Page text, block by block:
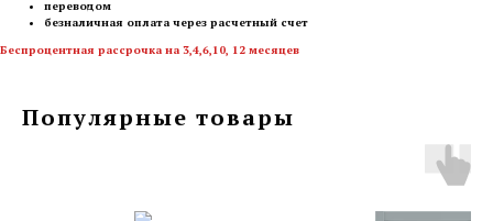
переводом
безналичная оплата через расчетный счет
Беспроцентная рассрочка на 3,4,6,10, 12 месяцев
Популярные товары